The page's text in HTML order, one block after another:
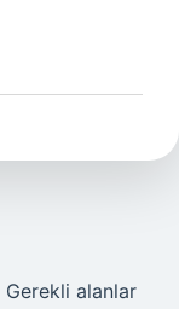
Gerekli alanlar